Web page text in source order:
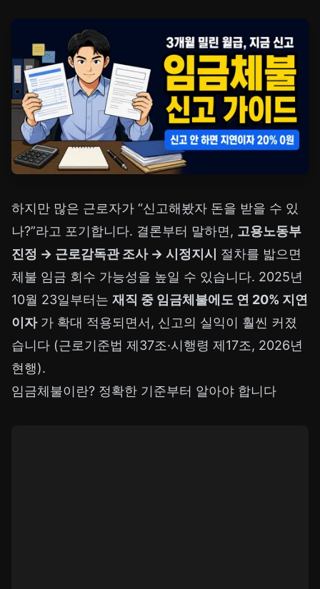
하지만 많은 근로자가 “신고해봤자 돈을 받을 수 있
나?”라고 포기합니다. 결론부터 말하면, 고용노동부
진정 → 근로감독관 조사 → 시정지시 절차를 밟으면
체불 임금 회수 가능성을 높일 수 있습니다. 2025년
10월 23일부터는 재직 중 임금체불에도 연 20% 지연
이자가 확대 적용되면서, 신고의 실익이 훨씬 커졌
습니다 (근로기준법 제37조·시행령 제17조, 2026년
현행).
임금체불이란? 정확한 기준부터 알아야 합니다